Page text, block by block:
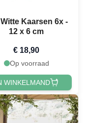
Witte Kaarsen 6x -
12 x 6 cm
€ 18,90
Op voorraad
WINKELMAND